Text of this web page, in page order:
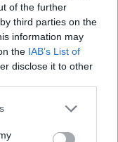
of the further
third parties on the
information may
the IAB’s List of
disclose it to other